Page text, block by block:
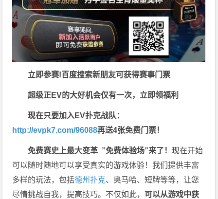
立即参赛!百度搜索新朋友可获得赛事门票
超级正EV的大好机会仅有一次，立即领福利
现在只要加入EV扑克战队：
http://evpk7.com/96088再送4张免费门票！
免费赛史上最大变革 ”免费体验场”来了！现在开始
可以随时随地可以享受真实的游戏体验！我们提供丰富
多样的玩法，包括德州扑克、奥马哈、短牌等等，让您
尽情挑战自我，提高技巧。不仅如此， 可以从游戏中获